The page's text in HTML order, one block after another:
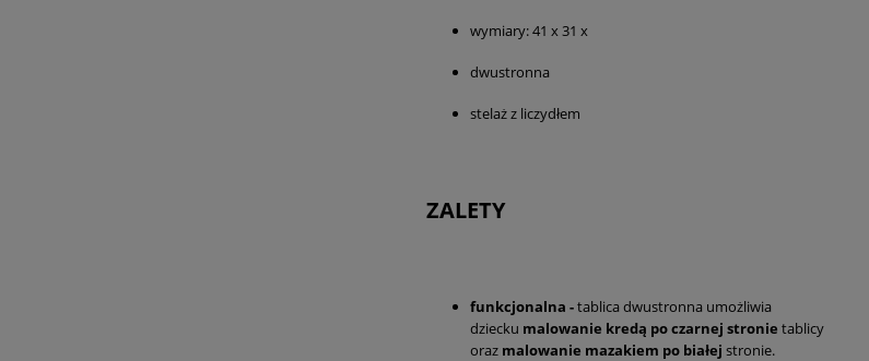
wymiary: 41 x 31 x
dwustronna
stelaż z liczydłem
ZALETY
funkcjonalna -tablica dwustronna umożliwia
dziecku malowanie kredą po czarnej stronie tablicy
oraz malowanie mazakiem po białej stronie.